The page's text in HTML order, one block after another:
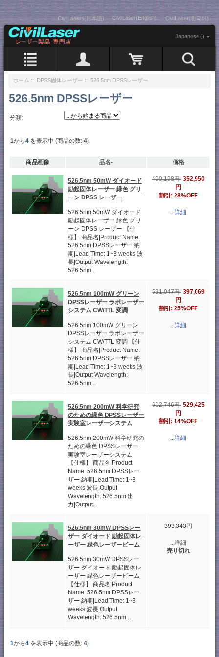
CivilLasers(日本語) CivilLaser(English) CivilLaser(한국어)
Japanese ()
ホーム :: DPSS固体レーザー :: 526.5nm DPSSレーザー
526.5nm DPSSレーザー
分類:
1から4 を表示中 (商品の数: 4)
商品画像 品名- 価格
526.5nm 50mW ダイオード
励起固体レーザー 緑色 グリ
ーン DPSS レーザー
526.5nm 50mW ダイオード
励起固体レーザー 緑色 グリ
ーン DPSS レーザー 【仕
様】 商品名|Product Name:
526.5nm DPSSレーザー 納
期|Lead Time: 1~3 weeks 波
長|Output Wavelength:
526.5nm...
490,198円 352,950
円
割引: 28%OFF
...詳細
526.5nm 100mW グリーン
DPSSレーザー ラボレーザー
システム CW/TTL 変調
526.5nm 100mW グリーン
DPSSレーザー ラボレーザー
システム CW/TTL 変調 【仕
様】 商品名|Product Name:
526.5nm DPSSレーザー 納
期|Lead Time: 1~3 weeks 波
長|Output Wavelength:
526.5nm...
531,047円 397,069
円
割引: 25%OFF
...詳細
526.5nm 200mW 科学研究
のための緑色 DPSSレーザー
実験室レーザーシステム
526.5nm 200mW 科学研究の
ための緑色 DPSSレーザー
実験室レーザーシステム
【仕様】 商品名|Product
Name: 526.5nm DPSSレー
ザー 納期|Lead Time: 1~3
weeks 波長|Output
Wavelength: 526.5nm 出
力|Output...
612,746円 529,425
円
割引: 14%OFF
...詳細
526.5nm 30mW DPSSレー
ザー ダイオード 励起固体レ
ーザー 緑色レーザービーム
526.5nm 30mW DPSSレー
ザー ダイオード 励起固体レ
ーザー 緑色レーザービーム
【仕様】 商品名|Product
Name: 526.5nm DPSSレー
ザー 納期|Lead Time: 1~3
weeks 波長|Output
Wavelength: 526.5nm...
393,343円
...詳細
売り切れ
1から4 を表示中 (商品の数: 4)